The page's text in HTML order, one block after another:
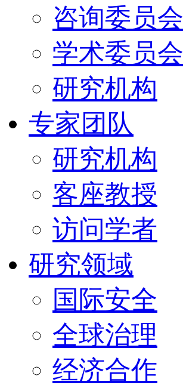
咨询委员会
学术委员会
研究机构
专家团队
研究机构
客座教授
访问学者
研究领域
国际安全
全球治理
经济合作